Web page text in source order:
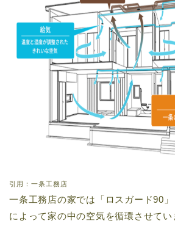
引用：一条工務店
一条工務店の家では「ロスガード90
によって家の中の空気を循環させてい